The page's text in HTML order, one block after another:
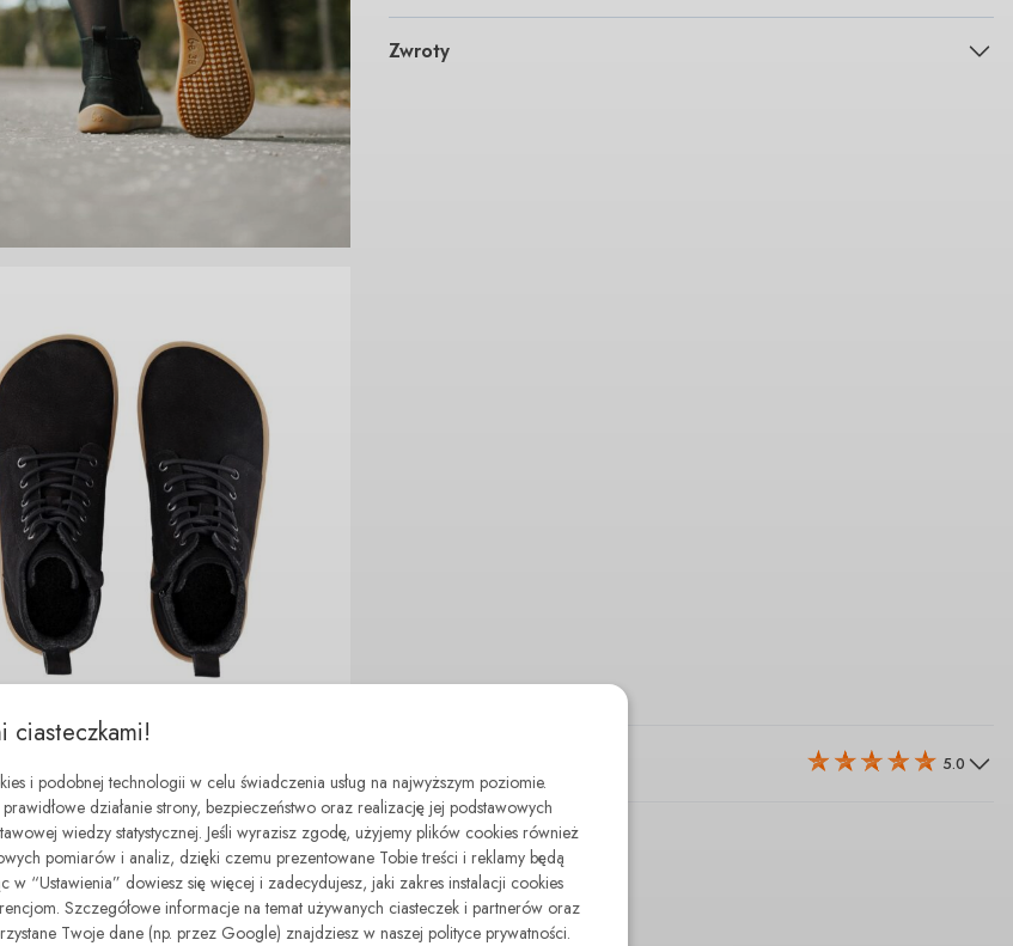
Zwroty
5.0
minimal step
Z tej samej kategorii
ciasteczkami!
i podobnej technologii w celu świadczenia usług na najwyższym poziomie.
działanie strony, bezpieczeństwo oraz realizację jej podstawowych
wiedzy statystycznej. Jeśli wyrazisz zgodę, użyjemy plików cookies również
pomiarów i analiz, dzięki czemu prezentowane Tobie treści i reklamy będą
w “Ustawienia” dowiesz się więcej i zadecydujesz, jaki zakres instalacji cookies
Szczegółowe informacje na temat używanych ciasteczek i partnerów oraz
Twoje dane (np. przez Google) znajdziesz w naszej polityce prywatności.